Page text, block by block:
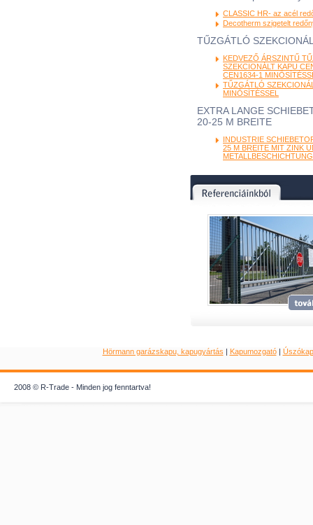
CLASSIC HR- az acél
Decotherm szigetelt
TŰZGÁTLÓ
KEDVEZŐ ÁRSZINTŰ
SZEKCIONÁLT KAPU
CEN1634-1
TŰZGÁTLÓ
MINŐSÍTÉSSEL
EXTRA LANGE
20-25 M BREITE
INDUSTRIE
25 M BREITE MIT ZINK
METALLBESCHICHTUNG
Hörmann garázskapu, kapugyártás | Kapumozgató|
2008 © R-Trade - Minden jog fenntartva!